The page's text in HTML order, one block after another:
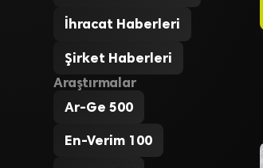
İhracat Haberleri
Şirket Haberleri
Araştırmalar
Ar-Ge 500
En-Verim 100